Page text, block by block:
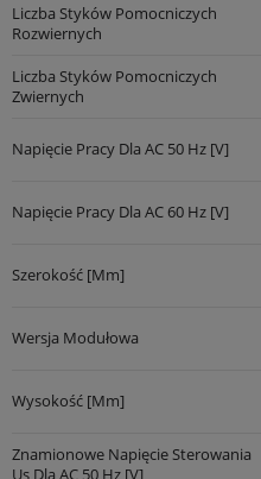
Liczba Styków Pomocniczych
Rozwiernych
Liczba Styków Pomocniczych
Zwiernych
Napięcie Pracy Dla AC 50 Hz [V]
Napięcie Pracy Dla AC 60 Hz [V]
Szerokość [mm]
Wersja Modułowa
Wysokość [mm]
Znamionowe Napięcie Sterowania
Us Dla AC 50 Hz [V]